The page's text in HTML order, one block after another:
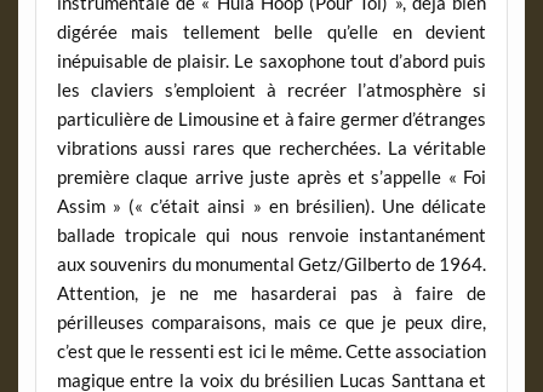
digérée mais tellement belle qu’elle en devient
inépuisable de plaisir. Le saxophone tout d’abord puis
les claviers s’emploient à recréer l’atmosphère si
particulière de Limousine et à faire germer d’étranges
vibrations aussi rares que recherchées. La véritable
première claque arrive juste après et s’appelle « Foi
Assim » (« c’était ainsi » en brésilien). Une délicate
ballade tropicale qui nous renvoie instantanément
aux souvenirs du monumental Getz/Gilberto de 1964.
Attention, je ne me hasarderai pas à faire de
périlleuses comparaisons, mais ce que je peux dire,
c’est que le ressenti est ici le même. Cette association
magique entre la voix du brésilien Lucas Santtana et